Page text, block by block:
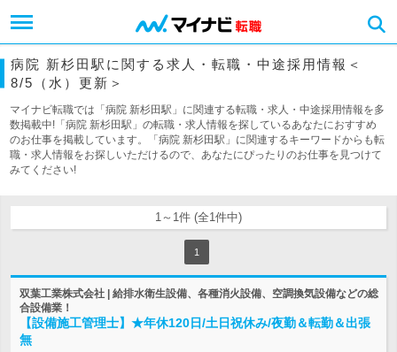
病院 新杉田駅に関する求人・転職・中途採用情報＜
8/5（水）更新＞
マイナビ転職では「病院 新杉田駅」に関連する転職・求人・中途採用情報を多
数掲載中!「病院 新杉田駅」の転職・求人情報を探しているあなたにおすすめ
のお仕事を掲載しています。「病院 新杉田駅」に関連するキーワードからも転
職・求人情報をお探しいただけるので、あなたにぴったりのお仕事を見つけて
みてください!
1～1件 (全1件中)
1
双葉工業株式会社 | 給排水衛生設備、各種消火設備、空調換気設備などの総
合設備業！
【設備施工管理士】★年休120日/土日祝休み/夜勤＆転勤＆出張
無